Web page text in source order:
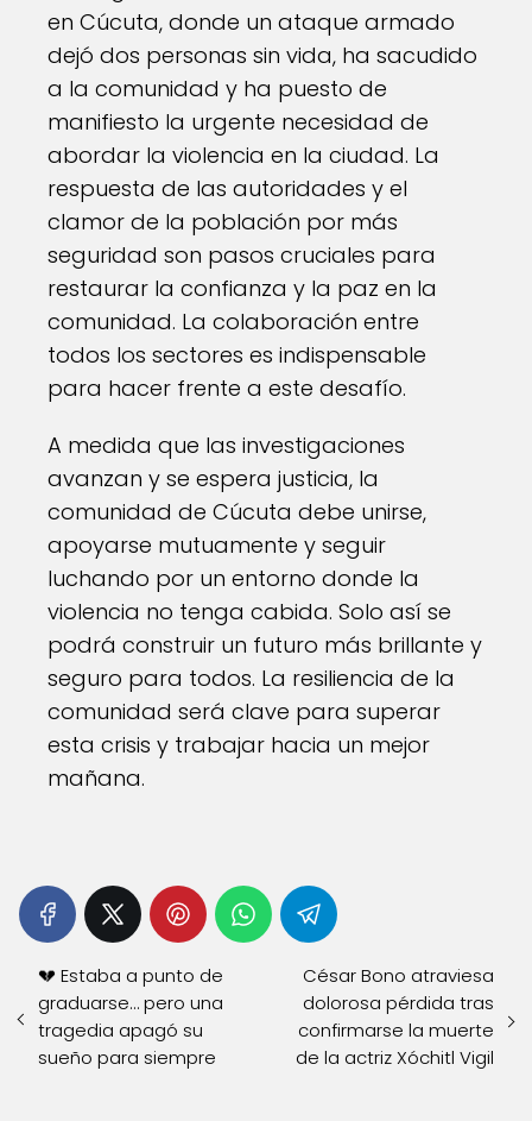
en Cúcuta, donde un ataque armado
dejó dos personas sin vida, ha sacudido
a la comunidad y ha puesto de
manifiesto la urgente necesidad de
abordar la violencia en la ciudad. La
respuesta de las autoridades y el
clamor de la población por más
seguridad son pasos cruciales para
restaurar la confianza y la paz en la
comunidad. La colaboración entre
todos los sectores es indispensable
para hacer frente a este desafío.
A medida que las investigaciones
avanzan y se espera justicia, la
comunidad de Cúcuta debe unirse,
apoyarse mutuamente y seguir
luchando por un entorno donde la
violencia no tenga cabida. Solo así se
podrá construir un futuro más brillante y
seguro para todos. La resiliencia de la
comunidad será clave para superar
esta crisis y trabajar hacia un mejor
mañana.
💔 Estaba a punto de
graduarse… pero una
tragedia apagó su
sueño para siempre
César Bono atraviesa
dolorosa pérdida tras
confirmarse la muerte
de la actriz Xóchitl Vigil